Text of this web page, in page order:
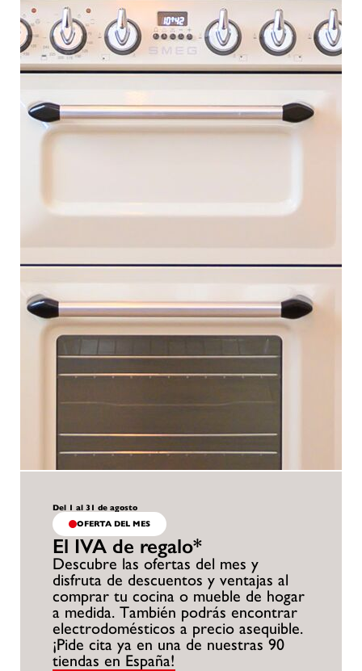
Del 1 al 31 de agosto
OFERTA DEL MES
El IVA de regalo*
Descubre las ofertas del mes y
disfruta de descuentos y ventajas al
comprar tu cocina o mueble de hogar
a medida. También podrás encontrar
electrodomésticos a precio asequible.
¡Pide cita ya en una de nuestras 90
tiendas en España!